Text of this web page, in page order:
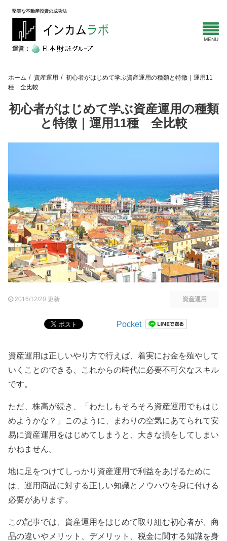
堅実な不動産投資の成功法
運営：
ホーム 資産運用
初心者がはじめて学ぶ資産運用の種類と特徴｜運用11
種 全比較
初心者がはじめて学ぶ資産運用の種類
と特徴｜運用11種 全比較
2016/12/20 更新 資産運用
Pocket
資産運用は正しいやり方で行えば、着実にお金を殖やして
いくことのできる、これからの時代に必要不可欠なスキル
です。
ただ、株高が続き、「わたしもそろそろ資産運用でもはじ
めようかな？」このように、まわりの空気にあてられて安
易に資産運用をはじめてしまうと、大きな損をしてしまい
かねません。
地に足をつけてしっかり資産運用で利益をあげるために
は、運用商品に対する正しい知識とノウハウを身に付ける
必要があります。
この記事では、資産運用をはじめて取り組む初心者が、商
品の違いやメリット、デメリット、税金に関する知識を身